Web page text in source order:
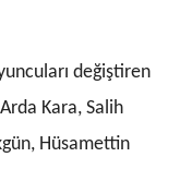
değiştiren
Kara, Salih
Hüsamettin